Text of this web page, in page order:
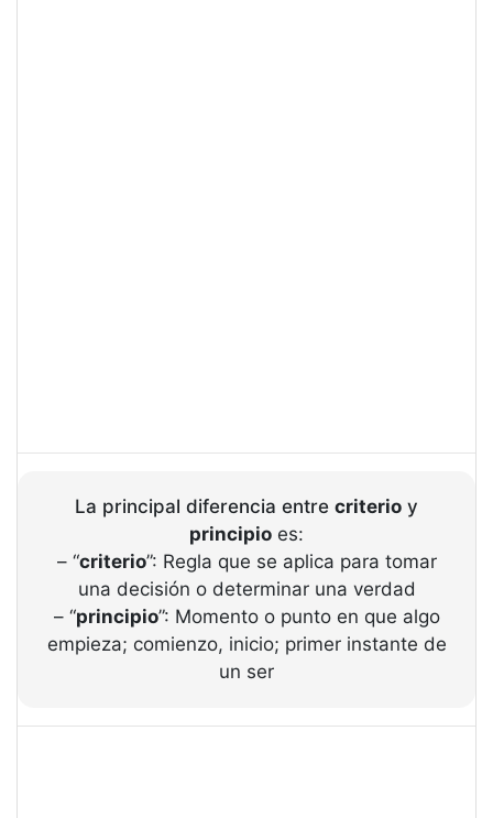
La principal diferencia entre criterio y
principio es:
– “criterio”: Regla que se aplica para tomar
una decisión o determinar una verdad
– “principio”: Momento o punto en que algo
empieza; comienzo, inicio; primer instante de
un ser